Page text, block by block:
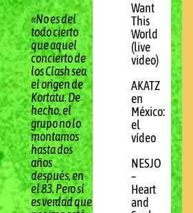
«No es del
todo cierto
que aquel
concierto de
los Clash sea
el origen de
Kortatu. De
hecho, el
grupo no lo
montamos
hasta dos
años
después, en
el 83. Pero sí
es verdad que
Want
This
World
(live
video)
AKATZ
en
México:
el
vídeo
NESJO
–
Heart
and